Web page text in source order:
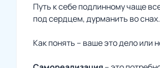
Путь к себе подлинному чаще
под сердцем, дурманить во снах.
Как понять – ваше это дело или